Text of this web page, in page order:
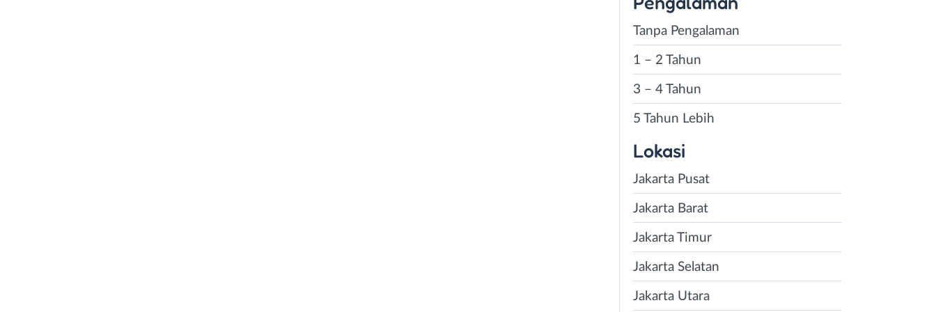
Tanpa Pengalaman
1 – 2 Tahun
3 – 4 Tahun
5 Tahun Lebih
Lokasi
Jakarta Pusat
Jakarta Barat
Jakarta Timur
Jakarta Selatan
Jakarta Utara